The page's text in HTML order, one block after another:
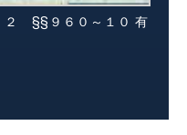
２ §§９６０～１０ 有